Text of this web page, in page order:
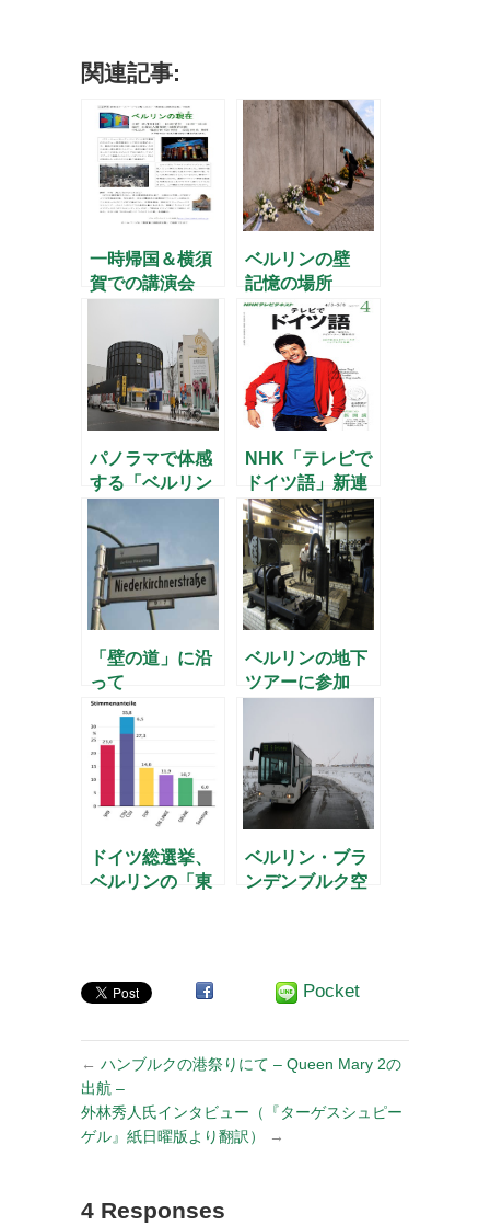
関連記事:
一時帰国＆横須
賀での講演会
ベルリンの壁
記憶の場所
パノラマで体感
する「ベルリン
NHK「テレビで
ドイツ語」新連
載「ハンザ都市
を巡る」のお知
らせ
「壁の道」に沿
って
ベルリンの地下
ツアーに参加
ドイツ総選挙、
ベルリンの「東
ベルリン・ブラ
ンデンブルク空
Pocket
← ハンブルクの港祭りにて – Queen Mary 2の
出航 –
外林秀人氏インタビュー（『ターゲスシュピー
ゲル』紙日曜版より翻訳）
→
4 Responses